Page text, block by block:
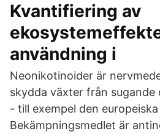
Kvantifiering av
användning i
Neonikotinoider är
skydda växter från
- till exempel den
Bekämpningsmedlet är